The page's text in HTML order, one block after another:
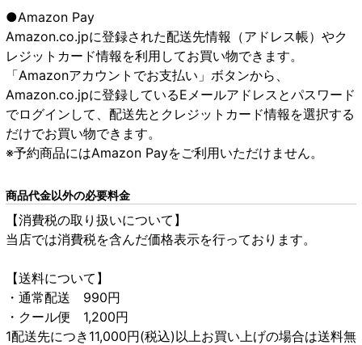
●Amazon Pay
Amazon.co.jpに登録された配送先情報（アドレス帳）やク
レジットカード情報を利用してお買い物できます。
「Amazonアカウントでお支払い」ボタンから、
Amazon.co.jpに登録しているEメールアドレスとパスワード
でログインして、配送先とクレジットカード情報を選択する
だけでお買い物できます。
※予約商品にはAmazon Payをご利用いただけません。
商品代金以外の必要料金
【消費税の取り扱いについて】
当店では消費税を含んだ価格表示を行っております。
【送料について】
・通常配送 990円
・クール便 1,200円
1配送先につき11,000円(税込)以上お買い上げの場合は送料無